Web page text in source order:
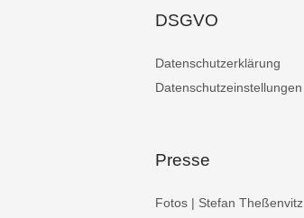
DSGVO
Datenschutzerklärung
Datenschutzeinstellungen
Presse
Fotos | Stefan Theßenvitz